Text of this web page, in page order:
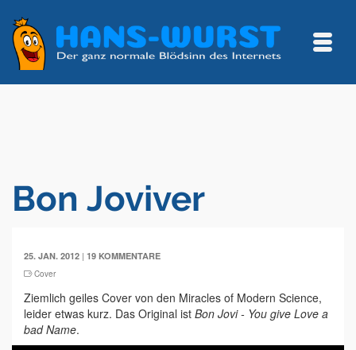
Bon Joviver
25. JAN. 2012 | 19 KOMMENTARE
Cover
Ziemlich geiles Cover von den Miracles of Modern Science,
leider etwas kurz. Das Original ist Bon Jovi - You give Love a
bad Name.